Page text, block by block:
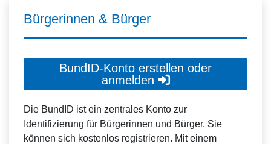
Bürgerinnen & Bürger
BundID-Konto erstellen oder
anmelden
Die BundID ist ein zentrales Konto zur
Identifizierung für Bürgerinnen und Bürger. Sie
können sich kostenlos registrieren. Mit einem